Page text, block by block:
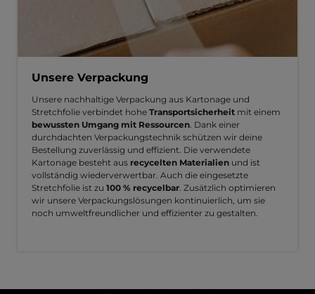
Unsere Verpackung
Unsere nachhaltige Verpackung aus Kartonage und
Stretchfolie verbindet hohe Transportsicherheit mit einem
bewussten Umgang mit Ressourcen . Dank einer
durchdachten Verpackungstechnik schützen wir deine
Bestellung zuverlässig und effizient. Die verwendete
Kartonage besteht aus recycelten Materialien und ist
vollständig wiederverwertbar. Auch die eingesetzte
Stretchfolie ist zu 100 % recycelbar . Zusätzlich optimieren
wir unsere Verpackungslösungen kontinuierlich, um sie
noch umweltfreundlicher und effizienter zu gestalten.